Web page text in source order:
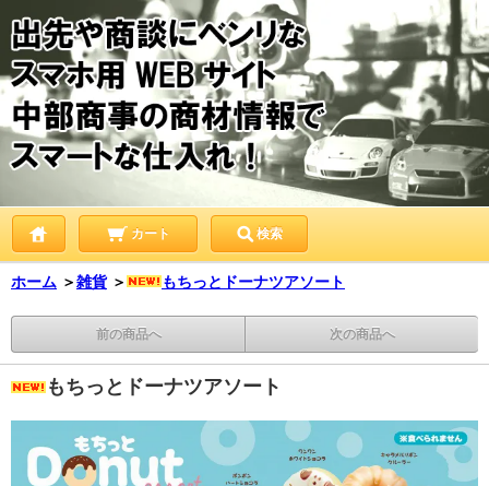
カート 検索
ホーム ＞雑貨 ＞ もちっとドーナツアソート
前の商品へ 次の商品へ
もちっとドーナツアソート